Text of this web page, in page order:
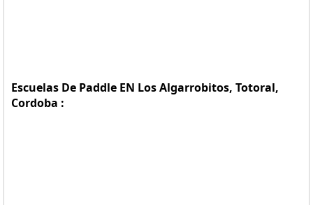
Escuelas De Paddle EN Los Algarrobitos, Totoral,
Cordoba :